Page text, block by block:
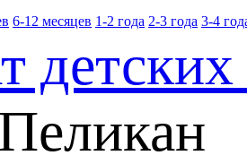
6-12 месяцев 1-2 года 2-3 года 3-4
детских